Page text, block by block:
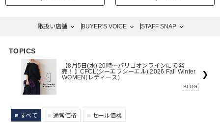
取扱い店舗 BUYER'S VOICE STAFF SNAP
TOPICS
【8月5日(水) 20時～パリゴオンラインにて発
売！】CFCL(シーエフシーエル) 2026 Fall Winter
WOMEN(レディース)
BLOG
❯
すべて 通常価格 セール価格